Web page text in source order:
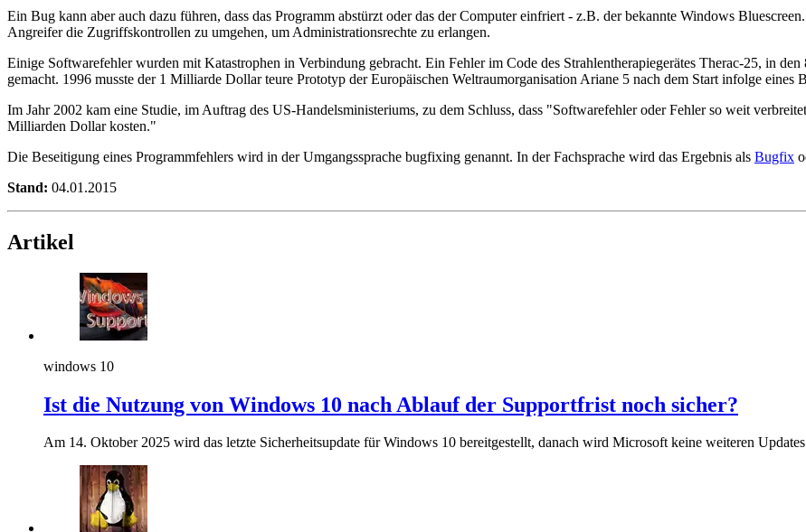
Ein Bug kann aber auch dazu führen, dass das Programm abstürzt oder das der Computer einfriert - z.B. der bekannte Windows
Angreifer die Zugriffskontrollen zu umgehen, um Administrationsrechte zu erlangen.
Einige Softwarefehler wurden mit Katastrophen in Verbindung gebracht. Ein Fehler im Code des Strahlentherapiegerätes Therac-25, in
gemacht. 1996 musste der 1 Milliarde Dollar teure Prototyp der Europäischen Weltraumorganisation Ariane 5 nach dem Start infolge eines
Im Jahr 2002 kam eine Studie, im Auftrag des US-Handelsministeriums, zu dem Schluss, dass "Softwarefehler oder Fehler so weit
Milliarden Dollar kosten."
Die Beseitigung eines Programmfehlers wird in der Umgangssprache bugfixing genannt. In der Fachsprache wird das Ergebnis als Bugfix
Stand: 04.01.2015
Artikel
windows 10
Ist die Nutzung von Windows 10 nach Ablauf der Supportfrist noch sicher?
Am 14. Oktober 2025 wird das letzte Sicherheitsupdate für Windows 10 bereitgestellt, danach wird Microsoft keine weiteren